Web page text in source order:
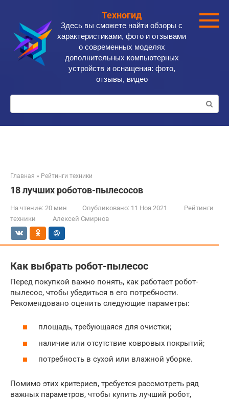
контенту
Техногид
Здесь вы сможете найти обзоры с
характеристиками, фото и отзывами
о современных моделях
дополнительных компьютерных
устройств и оснащения: фото,
отзывы, видео
Поиск:
Главная » Рейтинги техники
18 лучших роботов-пылесосов
На чтение: 20 мин Опубликовано: 11 Ноя 2021
Рейтинги
техники
Алексей Смирнов
Как выбрать робот-пылесос
Перед покупкой важно понять, как работает робот-
пылесос, чтобы убедиться в его потребности.
Рекомендовано оценить следующие параметры:
площадь, требующаяся для очистки;
наличие или отсутствие ковровых покрытий;
потребность в сухой или влажной уборке.
Помимо этих критериев, требуется рассмотреть ряд
важных параметров, чтобы купить лучший робот,